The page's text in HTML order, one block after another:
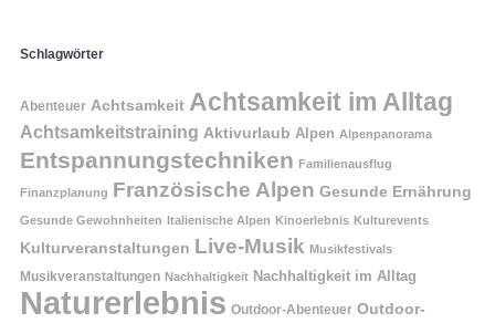
Schlagwörter
Abenteuer Achtsamkeit Achtsamkeit im Alltag
Achtsamkeitstraining Aktivurlaub Alpen Alpenpanorama
Entspannungstechniken Familienausflug
Finanzplanung Französische Alpen Gesunde Ernährung
Gesunde Gewohnheiten Italienische Alpen Kinoerlebnis Kulturevents
Kulturveranstaltungen Live-Musik Musikfestivals
Musikveranstaltungen Nachhaltigkeit Nachhaltigkeit im Alltag
Naturerlebnis Outdoor-Abenteuer Outdoor-